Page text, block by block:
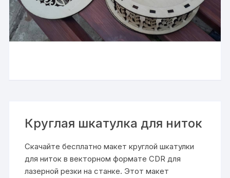
Круглая шкатулка для ниток
Скачайте бесплатно макет круглой шкатулки
для ниток в векторном формате CDR для
лазерной резки на станке. Этот макет